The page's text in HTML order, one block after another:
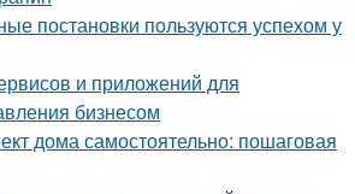
постановки пользуются успехом у
и приложений для
бизнесом
дома самостоятельно: пошаговая